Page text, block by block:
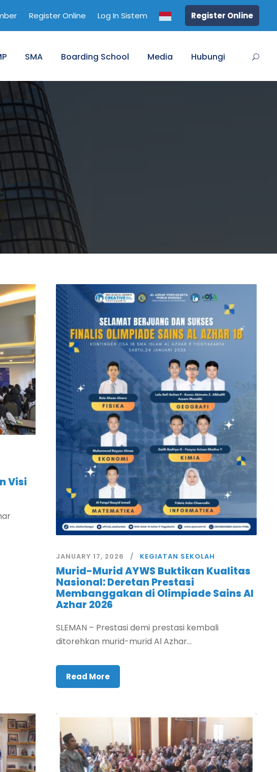
Register Online Log In Sistem Register Online
SMA Boarding School Media Hubungi
Visi
JANUARY 17, 2026 KEGIATAN SEKOLAH
Murid-Murid AYWS Buktikan Kualitas
Nasional: Deretan Prestasi
Membanggakan di Olimpiade Sains Al
Azhar 2026
SLEMAN – Prestasi demi prestasi kembali
ditorehkan murid-murid Al Azhar...
Read More